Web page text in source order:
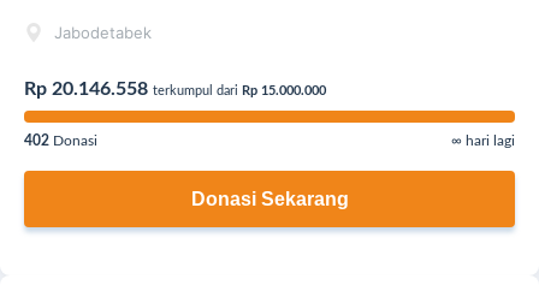
Jabodetabek
Rp 20.146.558 terkumpul dari Rp 15.000.000
402 Donasi ∞ hari lagi
Donasi Sekarang